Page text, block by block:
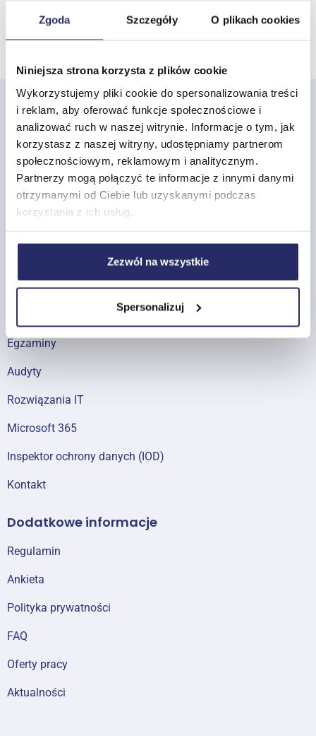
Zgoda Szczegóły O plikach cookies
Niniejsza strona korzysta z plików cookie
Wykorzystujemy pliki cookie do spersonalizowania treści
i reklam, aby oferować funkcje społecznościowe i
analizować ruch w naszej witrynie. Informacje o tym, jak
korzystasz z naszej witryny, udostępniamy partnerom
społecznościowym, reklamowym i analitycznym.
Partnerzy mogą połączyć te informacje z innymi danymi
otrzymanymi od Ciebie lub uzyskanymi podczas
korzystania z ich usług.
Zezwól na wszystkie
Spersonalizuj
działa sztuczna inteligencja w Excelu? Sztuczna inteligencja
w Excelu wykorzystuje zaawansowane algorytmy, które
NT Group Systemy Informatyczne Sp. z
o.o.
Od ponad 20 lat szkolimy, audytujemy i wspieramy
firmy oraz instytucje w obszarze IT i
cyberbezpieczeństwa.
O nas
Egzaminy
Audyty
Rozwiązania IT
Microsoft 365
Inspektor ochrony danych (IOD)
Kontakt
Dodatkowe informacje
Regulamin
Ankieta
Polityka prywatności
FAQ
Oferty pracy
Aktualności